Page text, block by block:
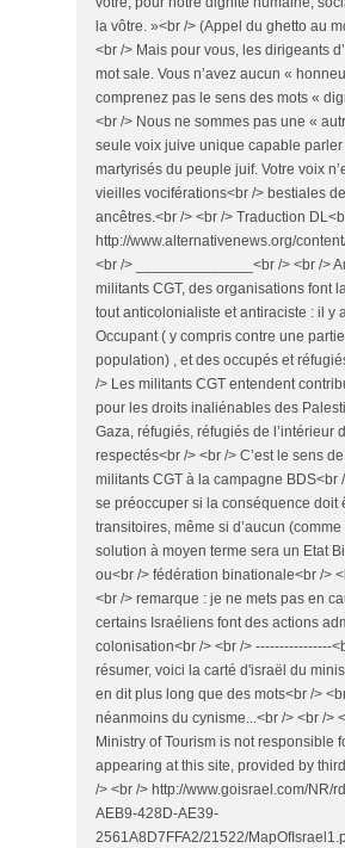
la vôtre. »<br /> (Appel du ghetto au
<br /> Mais pour vous, les dirigeants
mot sale. Vous n’avez aucun «
comprenez pas le sens des mots «
<br /> Nous ne sommes pas une «
seule voix juive unique capable
martyrisés du peuple juif. Votre voix
vieilles vociférations<br /> bestiales
ancêtres.<br /> <br /> Traduction
http://www.alternativenews.org/
<br /> ______________<br /> <br />
militants CGT, des organisations font
tout anticolonialiste et antiraciste : il y
Occupant ( y compris contre une
population) , et des occupés et
/> Les militants CGT entendent
pour les droits inaliénables des
Gaza, réfugiés, réfugiés de l’intérieur
respectés<br /> <br /> C’est le sens
militants CGT à la campagne BDS<br
se préoccuper si la conséquence doit
transitoires, même si d’aucun
solution à moyen terme sera un Etat
ou<br /> fédération binationale<br />
<br /> remarque : je ne mets pas en
certains Israéliens font des actions
colonisation<br /> <br /> ----------------
résumer, voici la carté d'israël du
en dit plus long que des mots<br />
néanmoins du cynisme...<br /> <br />
Ministry of Tourism is not responsible
appearing at this site, provided by
/> <br /> http://www.goisrael.com/NR/
AEB9-428D-AE39-
2561A8D7FFA2/21522/